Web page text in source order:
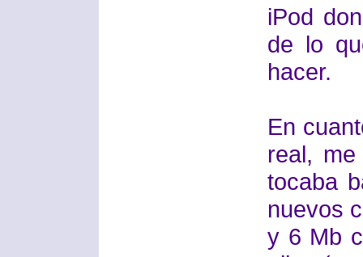
iPod
de lo
hacer.
En
real,
tocaba
nuevos
y 6 Mb